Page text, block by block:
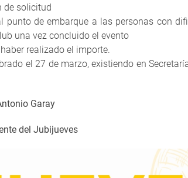
de solicitud
de embarque a las personas con
una vez concluido el evento
realizado el importe.
el 27 de marzo, existiendo en
Garay
del Jubijueves